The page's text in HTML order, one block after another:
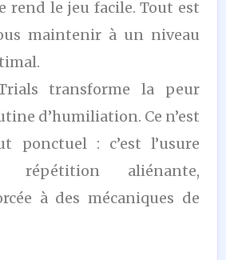
rend le jeu facile. Tout est
maintenir à un niveau
transforme la peur
d’humiliation. Ce n’est
ponctuel : c’est l’usure
répétition aliénante,
à des mécaniques de